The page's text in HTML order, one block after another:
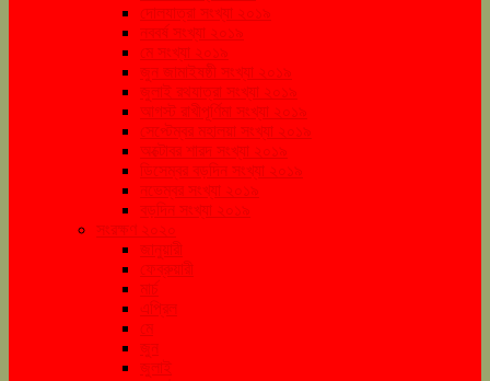
দোলযাত্রা সংখ্যা ২০১৯
নববর্ষ সংখ্যা ২০১৯
মে সংখ্যা ২০১৯
জুন জামাইষষ্ঠী সংখ্যা ২০১৯
জুলাই রথযাত্রা সংখ্যা ২০১৯
আগস্ট রাখীপূর্ণিমা সংখ্যা ২০১৯
সেপ্টেম্বর মহালয়া সংখ্যা ২০১৯
অক্টোবর শারদ সংখ্যা ২০১৯
ডিসেম্বর বড়দিন সংখ্যা ২০১৯
নভেম্বর সংখ্যা ২০১৯
বড়দিন সংখ্যা ২০১৯
সংরক্ষণ ২০২০
জানুয়ারী
ফেব্রুয়ারী
মার্চ
এপ্রিল
মে
জুন
জুলাই